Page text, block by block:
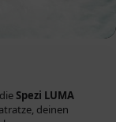
Spezi LUMA
deinen